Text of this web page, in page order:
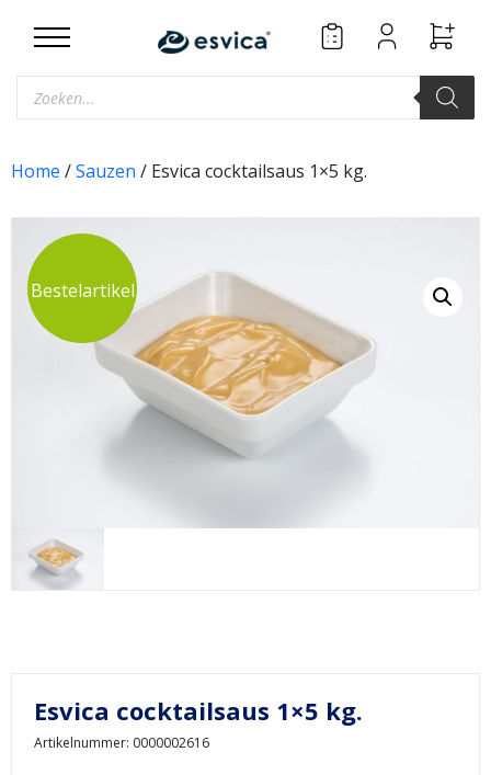
Producten
zoeken
Home /Sauzen / Esvica cocktailsaus 1×5 kg.
Bestelartikel
Esvica cocktailsaus 1×5 kg.
Artikelnummer: 0000002616